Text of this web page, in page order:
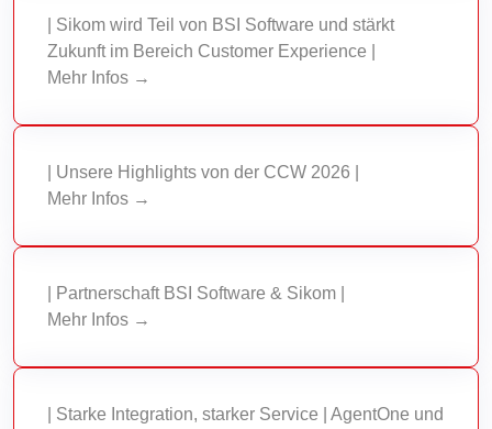
| Sikom wird Teil von BSI Software und stärkt
Zukunft im Bereich Customer Experience |
Mehr Infos →
| Unsere Highlights von der CCW 2026 |
Mehr Infos →
| Partnerschaft BSI Software & Sikom |
Mehr Infos →
| Starke Integration, starker Service | AgentOne und